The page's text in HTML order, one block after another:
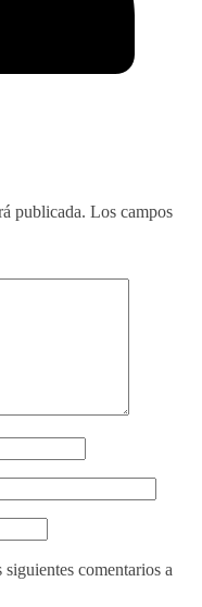
publicada. Los campos
comentarios a